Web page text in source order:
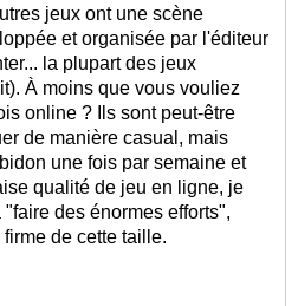
jeux ont une scène
et organisée par l'éditeur
la plupart des jeux
À moins que vous vouliez
online ? Ils sont peut-être
de manière casual, mais
une fois par semaine et
qualité de jeu en ligne, je
des énormes efforts",
de cette taille.